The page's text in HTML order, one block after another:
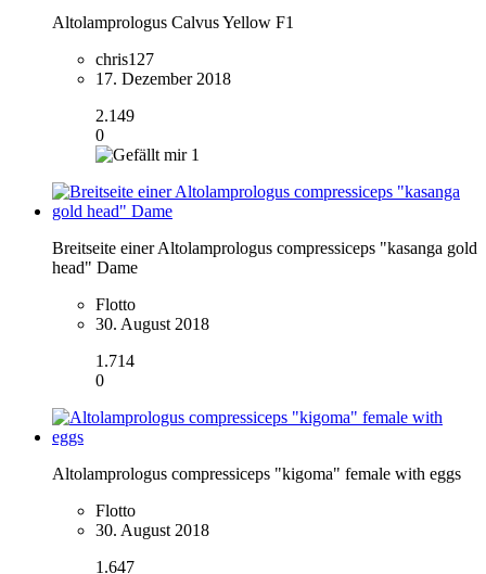
Altolamprologus Calvus Yellow F1
chris127
17. Dezember 2018
2.149
0
1
Breitseite einer Altolamprologus compressiceps "kasanga gold
head" Dame
Flotto
30. August 2018
1.714
0
Altolamprologus compressiceps "kigoma" female with eggs
Flotto
30. August 2018
1.647